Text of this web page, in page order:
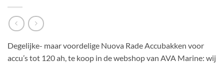
Degelijke- maar voordelige Nuova Rade Accubakken voor
accu’s tot 120 ah, te koop in de webshop van AVA Marine: wij